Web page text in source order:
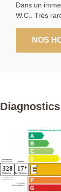
Dans un
W.C.. Très
NOS